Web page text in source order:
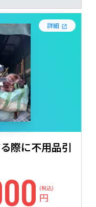
詳細
際に不用品引
(税込)
円